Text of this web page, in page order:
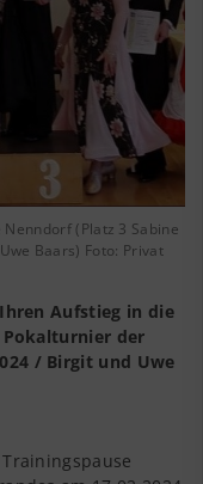
(Platz 3 Sabine
Baars) Foto: Privat
Aufstieg in die
der
/ Birgit und Uwe